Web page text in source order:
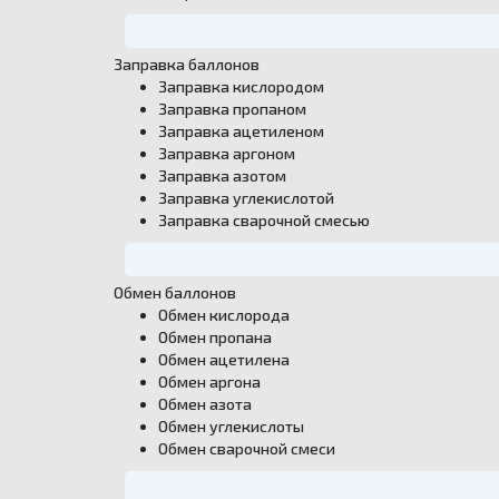
Заправка баллонов
Заправка кислородом
Заправка пропаном
Заправка ацетиленом
Заправка аргоном
Заправка азотом
Заправка углекислотой
Заправка сварочной смесью
Обмен баллонов
Обмен кислорода
Обмен пропана
Обмен ацетилена
Обмен аргона
Обмен азота
Обмен углекислоты
Обмен сварочной смеси